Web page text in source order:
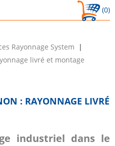
(0)
Rayonnage System
livré et montage
: RAYONNAGE LIVRÉ
industriel dans le